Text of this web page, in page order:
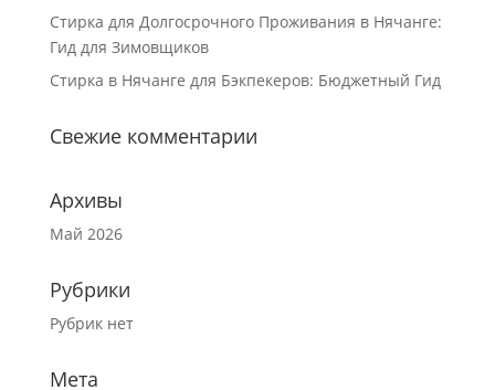
Стирка для Долгосрочного Проживания в Нячанге:
Гид для Зимовщиков
Стирка в Нячанге для Бэкпекеров: Бюджетный Гид
Свежие комментарии
Архивы
Май 2026
Рубрики
Рубрик нет
Мета